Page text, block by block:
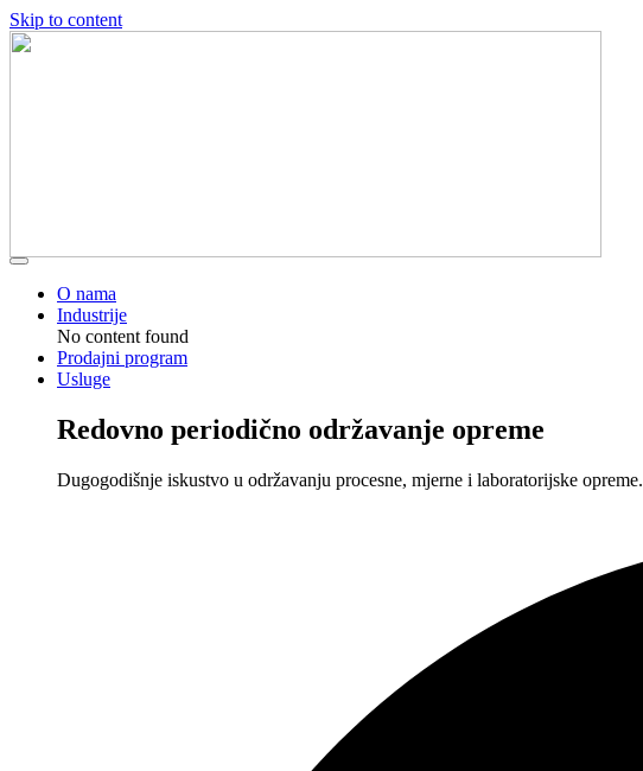
Skip to content
O nama
Industrije
No content found
Prodajni program
Usluge
Redovno periodično održavanje opreme
Dugogodišnje iskustvo u održavanju procesne, mjerne i laboratorijske opreme.